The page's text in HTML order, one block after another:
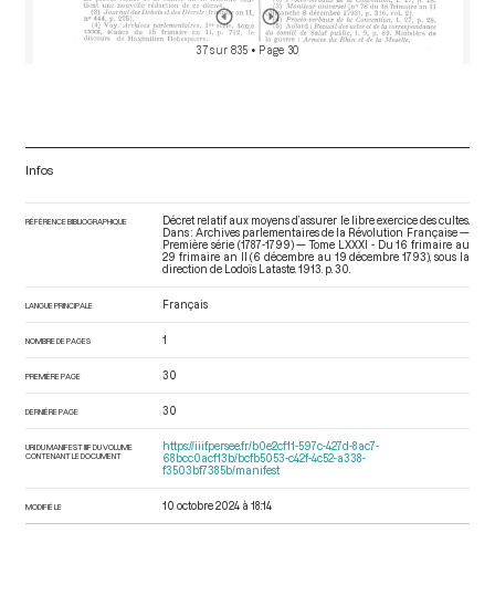
37 sur 835 • Page 30
Infos
RÉFÉRENCE BIBLIOGRAPHIQUE
Décret relatif aux moyens d’assurer le libre exercice des cultes.
Dans : Archives parlementaires de la Révolution Française —
Première série (1787-1799) — Tome LXXXI - Du 16 frimaire au
29 frimaire an II (6 décembre au 19 décembre 1793) , sous la
direction de Lodoïs Lataste. 1913. p. 30.
LANGUE PRINCIPALE Français
NOMBRE DE PAGES 1
PREMIÈRE PAGE 30
DERNIÈRE PAGE 30
URI DU MANIFEST IIIF DU VOLUME
CONTENANT LE DOCUMENT
https://iiif.persee.fr/b0e2cf11-597c-427d-8ac7-
68bcc0acf13b/bcfb5053-c42f-4c52-a338-
f3503bf7385b/manifest
MODIFIÉ LE 10 octobre 2024 à 18:14